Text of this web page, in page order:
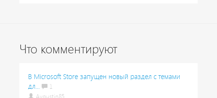
Что комментируют
В Microsoft Store запущен новый раздел с темами
дл...
1